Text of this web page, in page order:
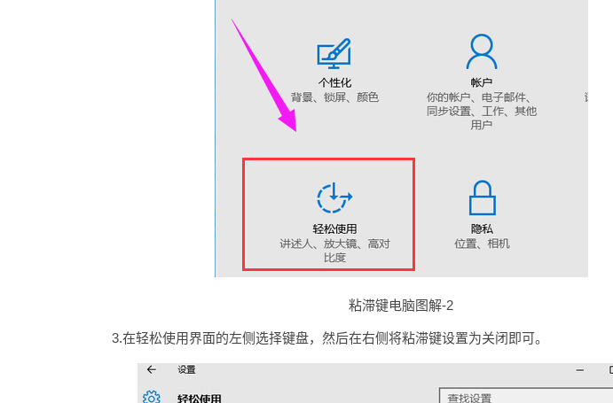
粘滞键电脑图解-2
3.在轻松使用界面的左侧选择键盘，然后在右侧将粘滞键设置为关闭即可。